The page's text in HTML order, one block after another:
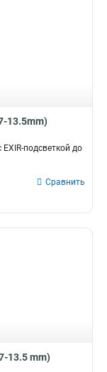
13.5mm)
подсветкой до
Сравнить
13.5 mm)